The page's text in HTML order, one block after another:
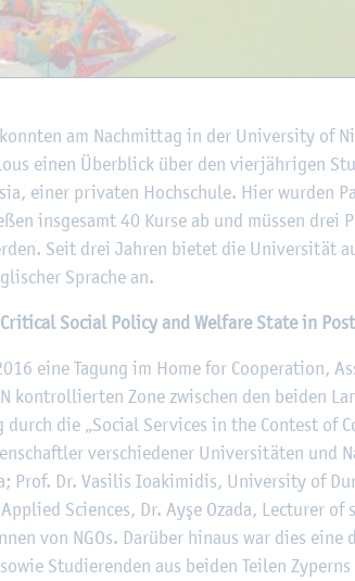
am Nach­mit­tag in der Uni­ver­si­ty of
einen Über­blick über den vier­jäh­ri­gen
einer pri­va­ten Hoch­schu­le. Hier
ins­ge­samt 40 Kurse ab und müs­sen drei
Seit drei Jah­ren bie­tet die Uni­ver­si­tät
Spra­che an.
So­ci­al Po­li­cy and Wel­fa­re State in
eine Ta­gung im Home for Co­ope­ra­ti­on,
kon­trol­lier­ten Zone zwi­schen den bei­den
die „So­ci­al Ser­vices in the Con­test of
ver­schie­de­ner Uni­ver­si­tä­ten und
Prof. Dr. Va­si­lis Ioakimi­dis, Uni­ver­si­ty of
Sci­en­ces, Dr. Ayşe Ozada, Lec­tu­rer
von NGOs. Dar­über hin­aus war dies
Stu­die­ren­den aus bei­den Tei­len